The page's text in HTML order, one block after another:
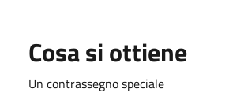
Cosa si ottiene
Un contrassegno speciale